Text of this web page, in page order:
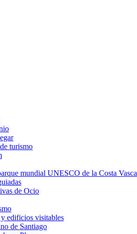
turismo
mundial UNESCO de la Costa Vasca
de Ocio
edificios visitables
de Santiago